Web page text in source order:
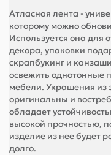
Атласная лента -
которому можно
Используется она для
декора, упаковки
скрапбукинг и
освежить однотонные
мебели. Украшения из
оригинальны и
обладает
высокой прочностью,
изделие из нее будет
долго.